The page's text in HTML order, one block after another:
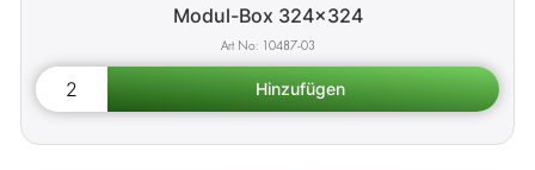
Modul-Box 324x324
10487-03